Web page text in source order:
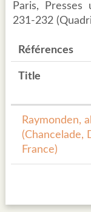
Paris, Presses
231-232
Références
Title
Raymonden,
(Chancelade,
France)